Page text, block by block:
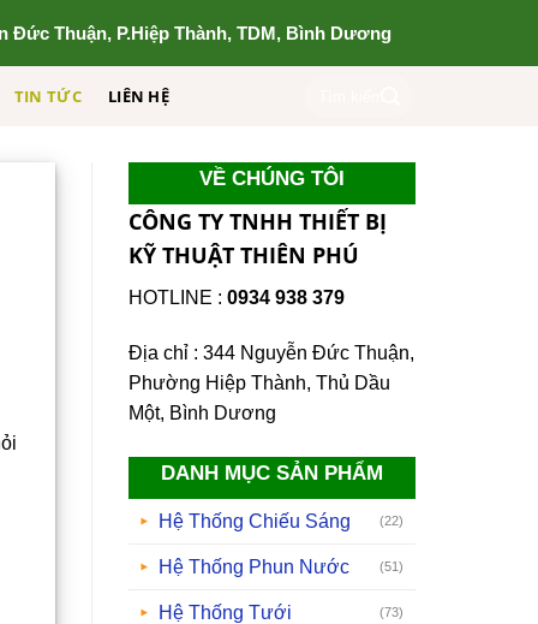
Đức Thuận, P.Hiệp Thành, TDM, Bình Dương
TIN TỨC LIÊN HỆ
VỀ CHÚNG TÔI
CÔNG TY TNHH THIẾT BỊ
KỸ THUẬT THIÊN PHÚ
HOTLINE : 0934 938 379
Địa chỉ : 344 Nguyễn Đức Thuận,
Phường Hiệp Thành, Thủ Dầu
Một, Bình Dương
DANH MỤC SẢN PHẨM
Hệ Thống Chiếu Sáng (22)
Hệ Thống Phun Nước (51)
Hệ Thống Tưới (73)